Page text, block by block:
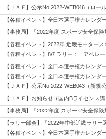
【ＪＡＦ】公示No.2022-WEB046（ロー
【各種イベント】全日本選手権カレンダ
【事務局】「2022年度 スポーツ安全保
【各種イベント】2022年 近畿モーター
【各種イベント】8/7 ラリー：「アベレ
【各種イベント】全日本選手権カレンダ
【各種イベント】全日本選手権カレンダ
【ＪＡＦ】公示No.2022-WEB043（新規
【ＪＡＦ】お知らせ（国内Bライセンス
【事務局】「2022年度 スポーツ安全保
【ラリー部会】「2022年中部近畿ラリ
【各種イベント】全日本選手権カレンダ